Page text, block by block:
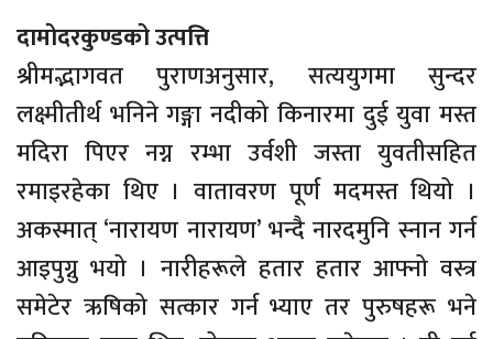
दामोदरकुण्डको उत्पत्ति
श्रीमद्भागवत पुराणअनुसार, सत्ययुगमा सुन्दर
लक्ष्मीतीर्थ भनिने गङ्गा नदीको किनारमा दुई युवा मस्त
मदिरा पिएर नग्न रम्भा उर्वशी जस्ता युवतीसहित
रमाइरहेका थिए । वातावरण पूर्ण मदमस्त थियो ।
अकस्मात् ‘नारायण नारायण’ भन्दै नारदमुनि स्नान गर्न
आइपुग्नु भयो । नारीहरूले हतार हतार आफ्नो वस्त्र
समेटेर ऋषिको सत्कार गर्न भ्याए तर पुरुषहरू भने